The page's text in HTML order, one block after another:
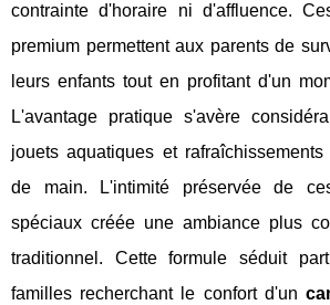
contrainte d'horaire ni d'affluence.
premium permettent aux parents de
leurs enfants tout en profitant d'un
L'avantage pratique s'avère
jouets aquatiques et
de main. L'intimité préservée de
spéciaux créée une ambiance plus
traditionnel. Cette formule séduit
familles recherchant le confort d'un